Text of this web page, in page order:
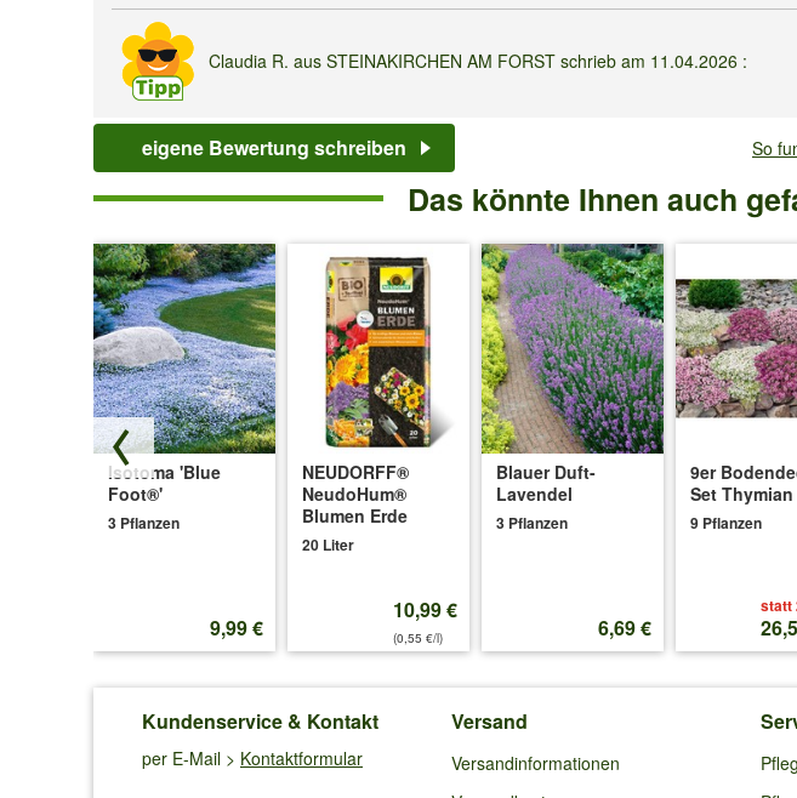
Claudia R. aus STEINAKIRCHEN AM FORST schrieb am 11.04.2026 :
Antwort von Baldur:
Bitte erst bei dauerhaften (Nacht-) Temperaturen über +10°C ins Freie pflanzen.
Kathleen W. aus Leipzig schrieb am01.04.2026:
Wann kann die Kresse ins Hochbbet?
Antwort von Baldur:
Sinken die (Nacht-) Temperaturen nicht mehr unter +10°C können die Pflanzen in das
eigene Bewertung schreiben So
Das könnte Ihnen auch
Isotoma 'Blue
Foot®'
3 Pflanzen
9,99 €
NEUDORFF®
NeudoHum®
Blumen Erde
20 Liter
10,99 €
(0,55 €/l)
Blauer Duft-
Lavendel
3 Pflanzen
6,69 €
9er
Set Thymian
9 Pflanzen
statt
Kundenservice & Kontakt
per E-Mail > Kontaktformular
Versand
Versandinformationen